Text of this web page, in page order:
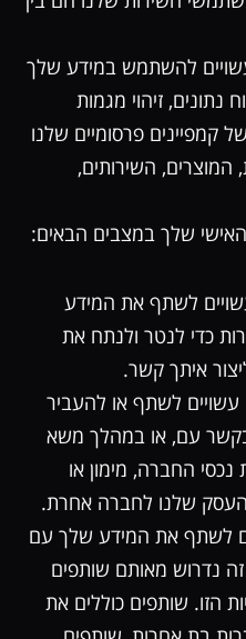
להשתמש במידע שלך
נתונים, זיהוי מגמות
קמפיינים פרסומיים שלנו
המוצרים, השירותים,
שלך במצבים הבאים:
לשתף את המידע
כדי לנטר ולנתח את
איתך קשר.
עשויים לשתף או להעביר
עם, או במהלך משא
נכסי החברה, מימון או
שלנו לחברה אחרת.
לשתף את המידע שלך עם
נדרוש מאותם שותפים
הזו. שותפים כוללים את